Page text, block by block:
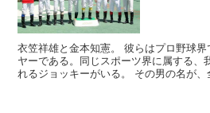
衣笠祥雄と金本知憲。 彼らはプロ野球
ヤーである。同じスポーツ界に属する、
れるジョッキーがいる。 その男の名が、全国に知れ渡ったのは1991